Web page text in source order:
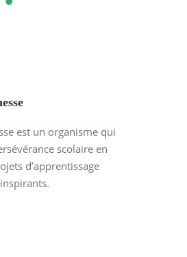
est un organisme qui
scolaire en
d’apprentissage